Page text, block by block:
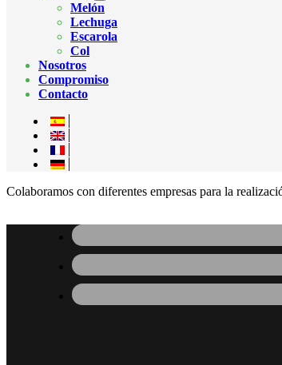
Melón
Lechuga
Escarola
Col
Nosotros
Compromiso
Contacto
Colaboramos con diferentes empresas para la